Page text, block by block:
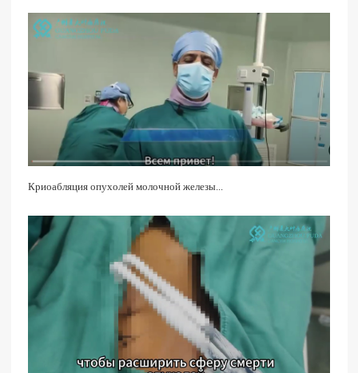
Криоабляция опухолей молочной железы...